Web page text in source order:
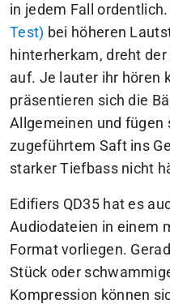
in jedem Fall
Test) bei höheren
hinterherkam, dreht
auf. Je lauter ihr hören
präsentieren sich die
Allgemeinen und fügen
zugeführtem Saft ins
starker Tiefbass nicht
Edifiers QD35 hat es
Audiodateien in einem
Format vorliegen.
Stück oder
Kompression können